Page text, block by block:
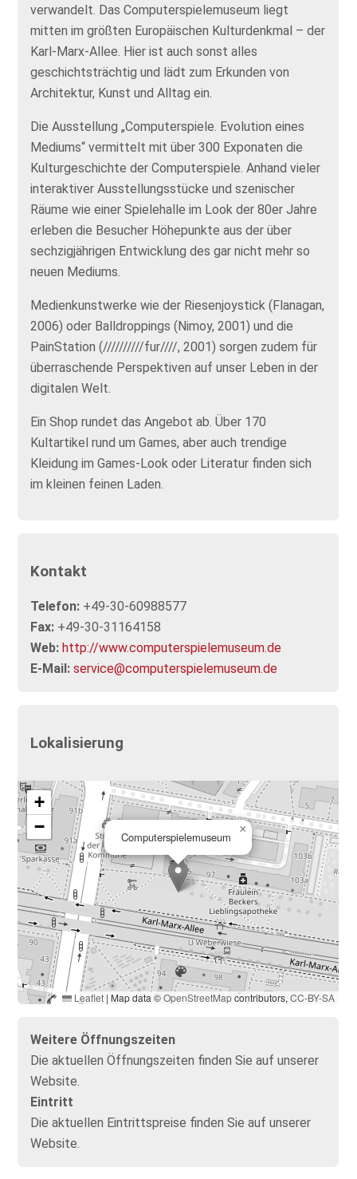
verwandelt. Das Computerspielemuseum liegt
mitten im größten Europäischen Kulturdenkmal – der
Karl-Marx-Allee. Hier ist auch sonst alles
geschichtsträchtig und lädt zum Erkunden von
Architektur, Kunst und Alltag ein.
Die Ausstellung „Computerspiele. Evolution eines
Mediums“ vermittelt mit über 300 Exponaten die
Kulturgeschichte der Computerspiele. Anhand vieler
interaktiver Ausstellungsstücke und szenischer
Räume wie einer Spielehalle im Look der 80er Jahre
erleben die Besucher Höhepunkte aus der über
sechzigjährigen Entwicklung des gar nicht mehr so
neuen Mediums.
Medienkunstwerke wie der Riesenjoystick (Flanagan,
2006) oder Balldroppings (Nimoy, 2001) und die
PainStation (//////////fur////, 2001) sorgen zudem für
überraschende Perspektiven auf unser Leben in der
digitalen Welt.
Ein Shop rundet das Angebot ab. Über 170
Kultartikel rund um Games, aber auch trendige
Kleidung im Games-Look oder Literatur finden sich
im kleinen feinen Laden.
Kontakt
Telefon: +49-30-60988577
Fax: +49-30-31164158
Web: http://www.computerspielemuseum.de
E-Mail: service@computerspielemuseum.de
Lokalisierung
Computerspielemuseum
×
+
−
Leaflet | Map data ©OpenStreetMapcontributors,CC-BY-SA
Weitere Öffnungszeiten
Die aktuellen Öffnungszeiten finden Sie auf unserer
Website.
Eintritt
Die aktuellen Eintrittspreise finden Sie auf unserer
Website.